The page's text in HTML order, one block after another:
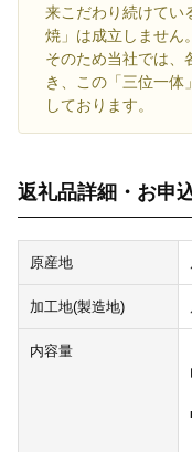
来こだわり続けてい
焼」は成立しません。
そのため当社では、
き、この「三位一体
しております。
返礼品詳細・お申
原産地
加工地(製造地)
内容量